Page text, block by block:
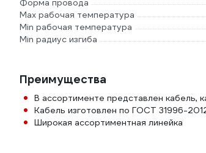
Форма провода
Max рабочая температура
Min рабочая температура
Min радиус изгиба
Преимущества
В ассортименте представлен кабель,
Кабель изготовлен по ГОСТ 31996-
Широкая ассортиментная линейка